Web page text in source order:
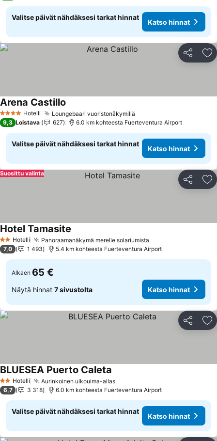
Valitse päivät nähdäksesi tarkat hinnat
Katso hinnat
Jaa
4 Tähtiluokitus
Hotelli Loungebaari vuoristonäkymillä
Arena Castillo
9,3 Loistava 627 6.0 km kohteesta Fuerteventura Airport
Valitse päivät nähdäksesi tarkat hinnat
Katso hinnat
Jaa
Suosittu valinta
2 Tähtiluokitus
Hotelli Panoraamanäkymä merelle solariumista
Hotel Tamasite
7,0 1 493 5.4 km kohteesta Fuerteventura Airport
Alkaen 65 €
Näytä hinnat 7 sivustolta Katso hinnat
Jaa
2 Tähtiluokitus
Hotelli Aurinkoinen ulkouima-allasKatso hinnat
BLUESEA Puerto Caleta
6,7 3 318 6.0 km kohteesta Fuerteventura Airport
Valitse päivät nähdäksesi tarkat hinnat
Katso hinnat